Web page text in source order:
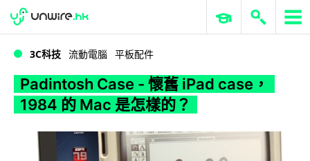
WWDC 2026 ERP 與商業 AI
3C科技 流動電腦 平板配件
Padintosh Case - 懷舊 iPad case，
1984 的 Mac 是怎樣的？